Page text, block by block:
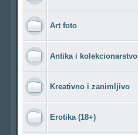
Art foto
Antika i kolekcionarstvo
Kreativno i zanimljivo
Erotika (18+)